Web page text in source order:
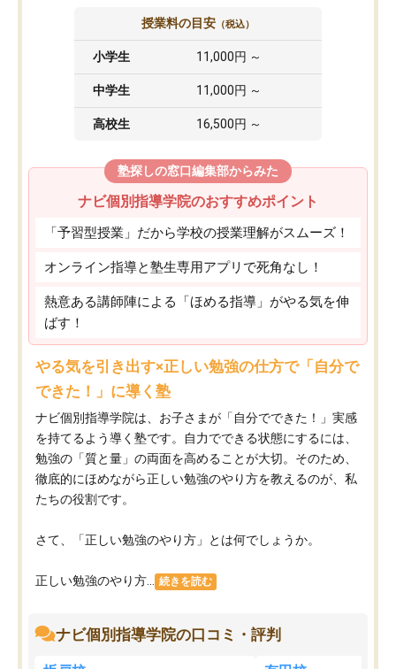
授業料の目安 （税込）
小学生 11,000円 ～
中学生 11,000円 ～
高校生 16,500円 ～
塾探しの窓口編集部からみた
ナビ個別指導学院のおすすめポイント
「予習型授業」だから学校の授業理解がスムーズ！
オンライン指導と塾生専用アプリで死角なし！
熱意ある講師陣による「ほめる指導」がやる気を伸
ばす！
やる気を引き出す×正しい勉強の仕方で「自分で
できた！」に導く塾
ナビ個別指導学院は、お子さまが「自分でできた！」実感
を持てるよう導く塾です。自力でできる状態にするには、
勉強の「質と量」の両面を高めることが大切。そのため、
徹底的にほめながら正しい勉強のやり方を教えるのが、私
たちの役割です。
さて、「正しい勉強のやり方」とは何でしょうか。
正しい勉強のやり方... 続きを読む
ナビ個別指導学院の口コミ・評判